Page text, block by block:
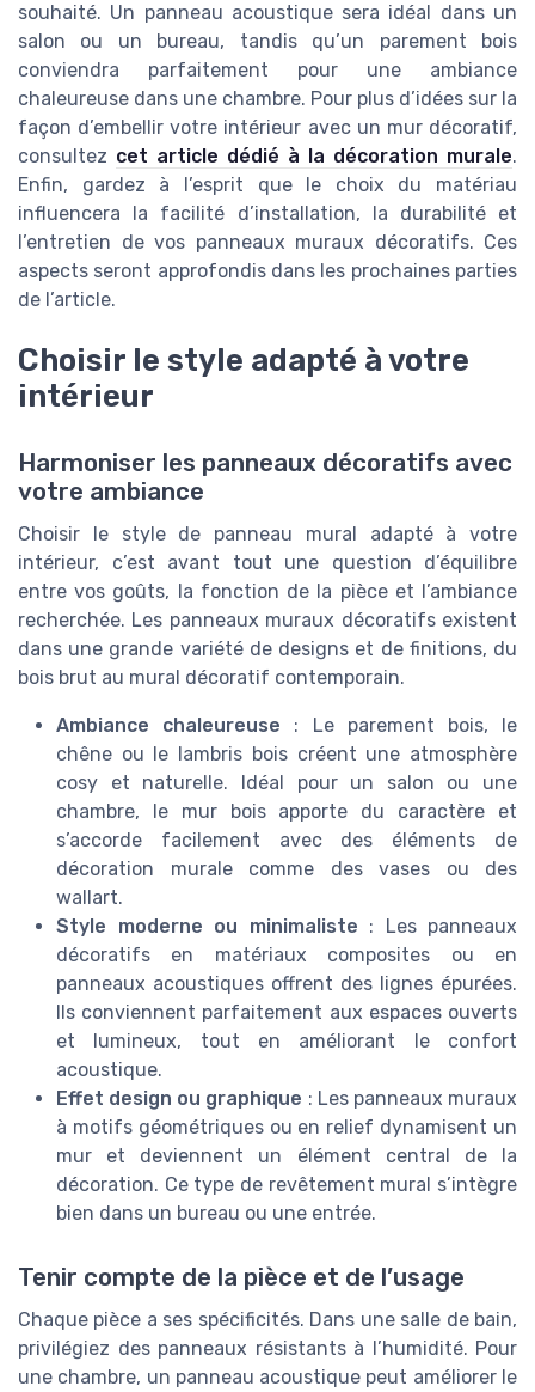
souhaité. Un panneau acoustique sera idéal dans un
salon ou un bureau, tandis qu’un parement bois
conviendra parfaitement pour une ambiance
chaleureuse dans une chambre. Pour plus d’idées sur la
façon d’embellir votre intérieur avec un mur décoratif,
consultez cet article dédié à la décoration murale.
Enfin, gardez à l’esprit que le choix du matériau
influencera la facilité d’installation, la durabilité et
l’entretien de vos panneaux muraux décoratifs. Ces
aspects seront approfondis dans les prochaines parties
de l’article.
Choisir le style adapté à votre
intérieur
Harmoniser les panneaux décoratifs avec
votre ambiance
Choisir le style de panneau mural adapté à votre
intérieur, c’est avant tout une question d’équilibre
entre vos goûts, la fonction de la pièce et l’ambiance
recherchée. Les panneaux muraux décoratifs existent
dans une grande variété de designs et de finitions, du
bois brut au mural décoratif contemporain.
Ambiance chaleureuse : Le parement bois, le
chêne ou le lambris bois créent une atmosphère
cosy et naturelle. Idéal pour un salon ou une
chambre, le mur bois apporte du caractère et
s’accorde facilement avec des éléments de
décoration murale comme des vases ou des
wallart.
Style moderne ou minimaliste : Les panneaux
décoratifs en matériaux composites ou en
panneaux acoustiques offrent des lignes épurées.
Ils conviennent parfaitement aux espaces ouverts
et lumineux, tout en améliorant le confort
acoustique.
Effet design ou graphique : Les panneaux muraux
à motifs géométriques ou en relief dynamisent un
mur et deviennent un élément central de la
décoration. Ce type de revêtement mural s’intègre
bien dans un bureau ou une entrée.
Tenir compte de la pièce et de l’usage
Chaque pièce a ses spécificités. Dans une salle de bain,
privilégiez des panneaux résistants à l’humidité. Pour
une chambre, un panneau acoustique peut améliorer le